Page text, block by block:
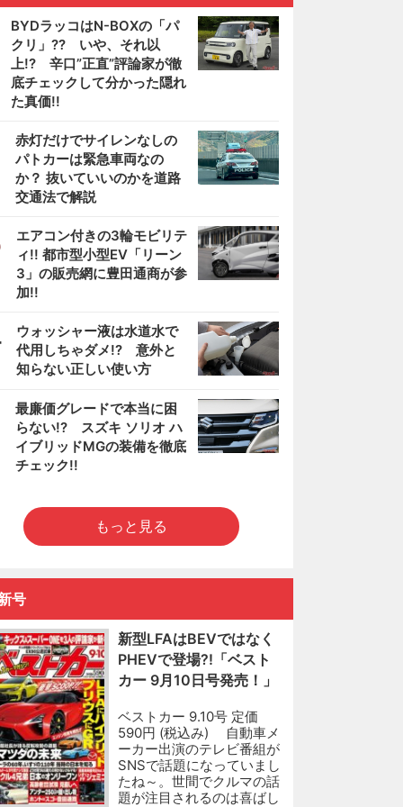
BYDラッコはN-BOXの「パ
クリ」?? いや、それ以
上!? 辛口”正直”評論家が徹
底チェックして分かった隠れ
た真価!!
赤灯だけでサイレンなしの
パトカーは緊急車両なの
か？ 抜いていいのかを道路
交通法で解説
エアコン付きの3輪モビリテ
ィ!! 都市型小型EV「リーン
3」の販売網に豊田通商が参
加!!
ウォッシャー液は水道水で
代用しちゃダメ!? 意外と
知らない正しい使い方
最廉価グレードで本当に困
らない!? スズキ ソリオ ハ
イブリッドMGの装備を徹底
チェック!!
もっと見る
号
新型LFAはBEVではなく
PHEVで登場?!「ベスト
カー 9月10日号発売！」
ベストカー 9.10号 定価
590円 (税込み) 自動車メ
ーカー出演のテレビ番組が
SNSで話題になっていまし
たね～。世間でクルマの話
題が注目されるのは喜ばし